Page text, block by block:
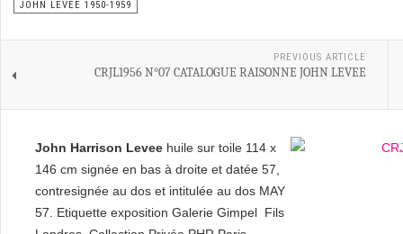
JOHN LEVEE 1950-1959
PREVIOUS ARTICLE
CRJL1956 N°07 CATALOGUE RAISONNE JOHN LEVEE
John Harrison Levee huile sur toile 114 x
146 cm signée en bas à droite et datée 57,
contresignée au dos et intitulée au dos MAY
57. Etiquette exposition Galerie Gimpel Fils